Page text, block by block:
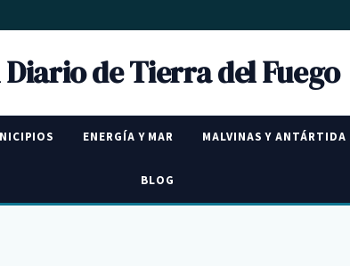
Diario de Tierra del Fuego
ENERGÍA Y MAR MALVINAS Y ANTÁRTIDA
BLOG